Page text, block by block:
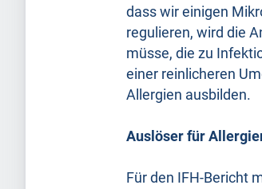
dass wir einigen
regulieren, wird die
müsse, die zu
einer reinlicheren
Allergien ausbilden.
Auslöser für
Für den IFH-Bericht